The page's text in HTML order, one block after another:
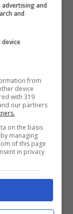
artistico
incarna al
puntiamo. “
È Sposa
che
la
and
and
from
device
with 319
our partners
on the basis
managing
of this page
in privacy